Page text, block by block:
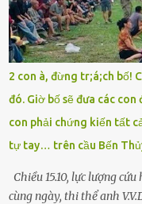
giúp cháu với, cháu
thì tăng ga tránh xa như
như một kẻ mất trí. Vô ích.
tôi chỉ có một lựa chọn
rút tờ giấy báo dự thi
Chạy không ngừng. Qua
2 con à, đừng tr;á;ch bố!
đó. Giờ bố sẽ đưa các
con phải chứng kiến tất
tự tay… trên cầu Bến
Chiều 15.10, lực lượng
cùng ngày, thi thể anh